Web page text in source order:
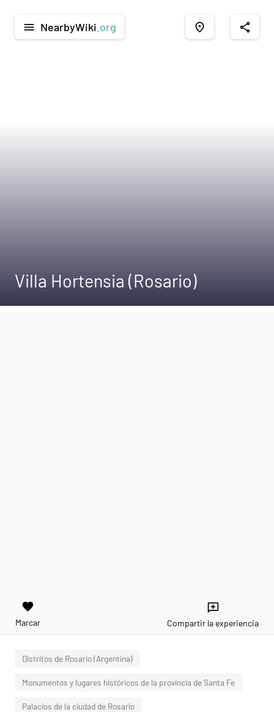
menu NearbyWiki .org place share
Villa Hortensia (Rosario)
favorite
Marcar
reviews
Compartir la experiencia
Distritos de Rosario (Argentina)
Monumentos y lugares históricos de la provincia de Santa Fe
Palacios de la ciudad de Rosario